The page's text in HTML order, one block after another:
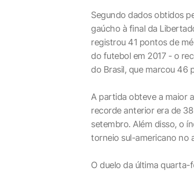
Segundo dados obtidos
gaúcho à final da
registrou 41 pontos de
do futebol em 2017 - o
do Brasil, que marcou 46
A partida obteve a maior
recorde anterior era de
setembro. Além disso, o
torneio sul-americano no
O duelo da última